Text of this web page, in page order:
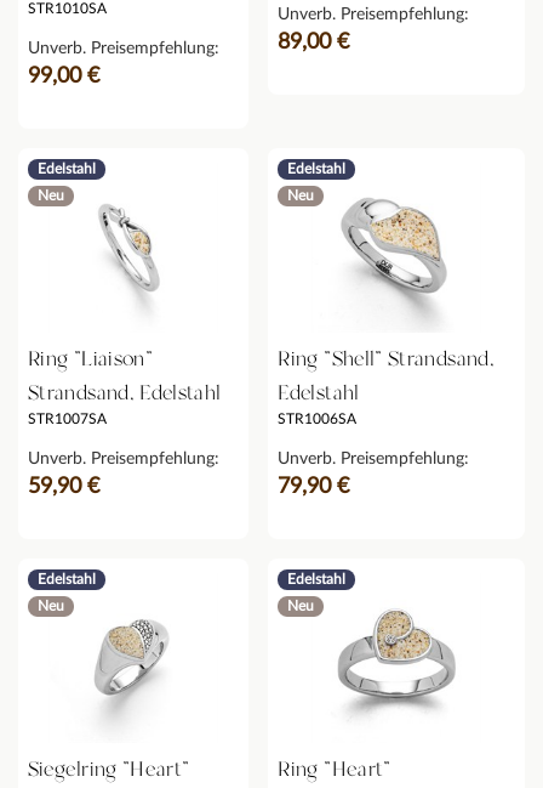
STR1010SA
Unverb. Preisempfehlung:
99,00 €
Unverb. Preisempfehlung:
89,00 €
Edelstahl
Neu
Ring "Liaison"
Strandsand, Edelstahl
STR1007SA
Unverb. Preisempfehlung:
59,90 €
Edelstahl
Neu
Ring "Shell" Strandsand,
Edelstahl
STR1006SA
Unverb. Preisempfehlung:
79,90 €
Edelstahl
Neu
Siegelring "Heart"
Edelstahl
Neu
Ring "Heart"